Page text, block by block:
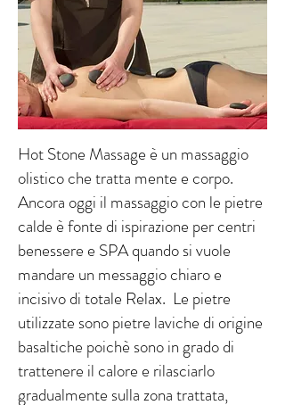
Hot Stone Massage è un massaggio
olistico che tratta mente e corpo.
Ancora oggi il massaggio con le pietre
calde è fonte di ispirazione per centri
benessere e SPA quando si vuole
mandare un messaggio chiaro e
incisivo di totale Relax. Le pietre
utilizzate sono pietre laviche di origine
basaltiche poichè sono in grado di
trattenere il calore e rilasciarlo
gradualmente sulla zona trattata,